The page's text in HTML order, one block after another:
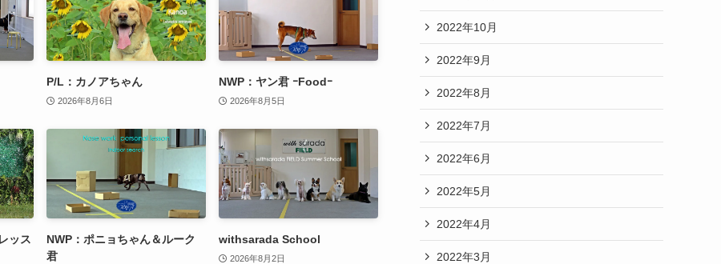
P/L：カノアちゃん
2026年8月6日
NWP：ヤン君 ｰFoodｰ
2026年8月5日
ッス
NWP：ポニョちゃん＆ルーク
君
withsarada School
2026年8月2日
2022年10月
2022年9月
2022年8月
2022年7月
2022年6月
2022年5月
2022年4月
2022年3月